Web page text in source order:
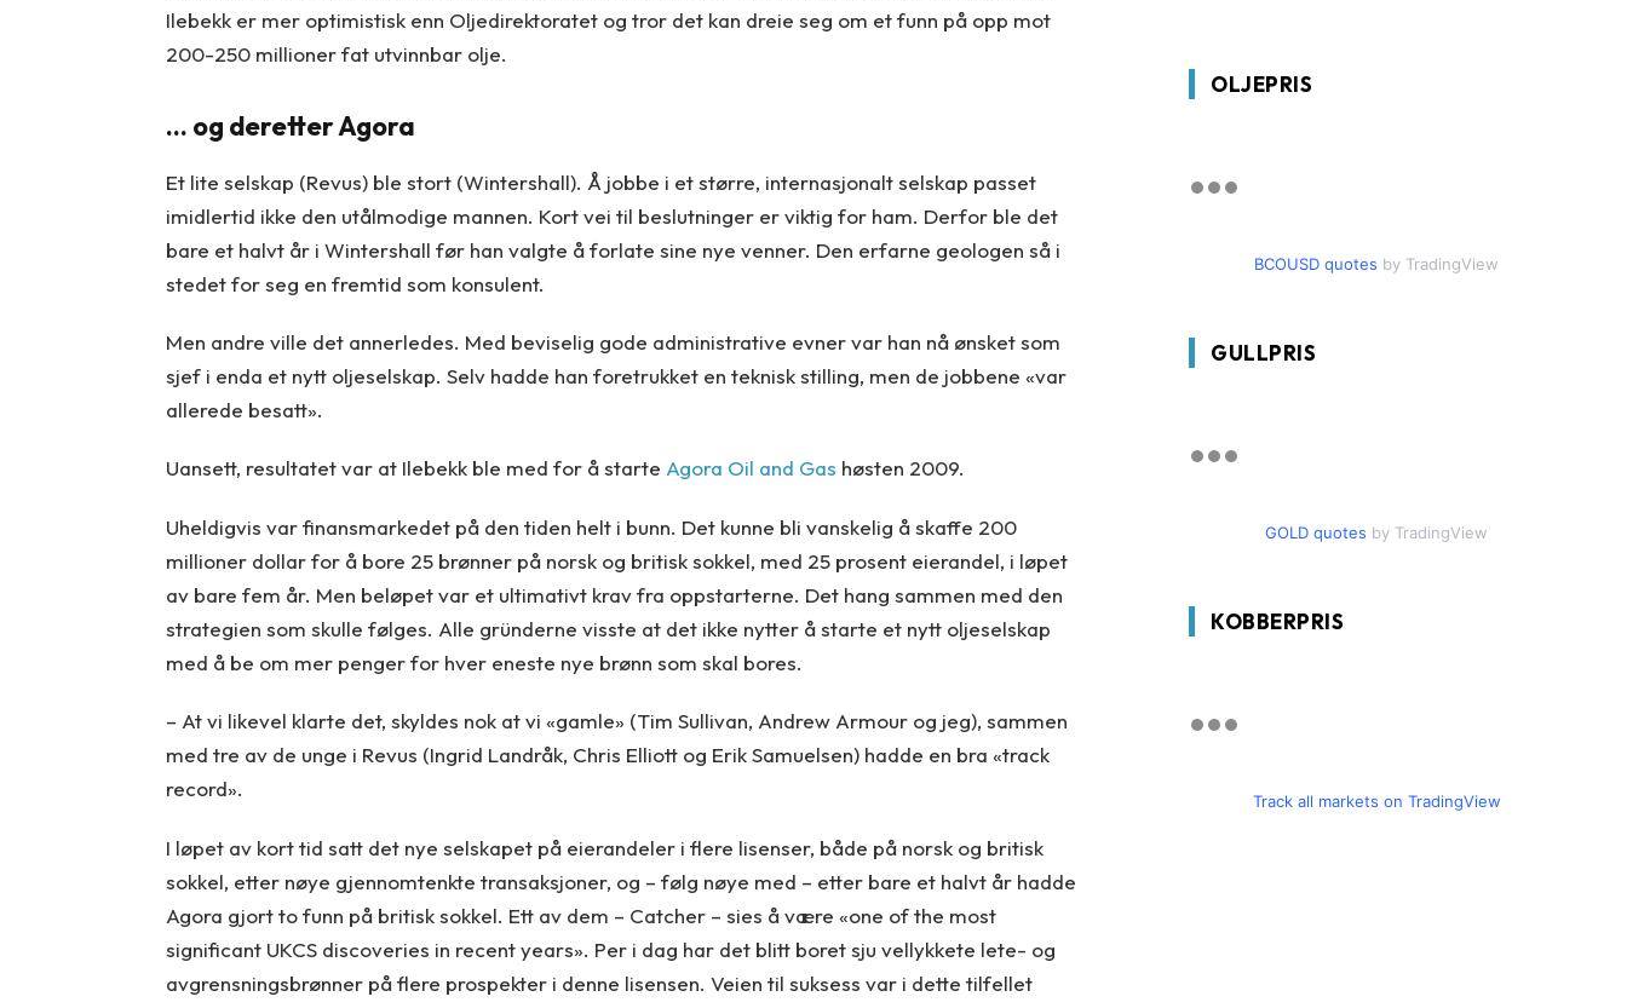
Ilebekk er mer optimistisk enn Oljedirektoratet og tror det kan dreie seg om et funn på opp mot
200-250 millioner fat utvinnbar olje.
… og deretter Agora
Et lite selskap (Revus) ble stort (Wintershall). Å jobbe i et større, internasjonalt selskap passet
imidlertid ikke den utålmodige mannen. Kort vei til beslutninger er viktig for ham. Derfor ble det
bare et halvt år i Wintershall før han valgte å forlate sine nye venner. Den erfarne geologen så i
stedet for seg en fremtid som konsulent.
Men andre ville det annerledes. Med beviselig gode administrative evner var han nå ønsket som
sjef i enda et nytt oljeselskap. Selv hadde han foretrukket en teknisk stilling, men de jobbene «var
allerede besatt».
Uansett, resultatet var at Ilebekk ble med for å starte Agora Oil and Gas høsten 2009.
Uheldigvis var finansmarkedet på den tiden helt i bunn. Det kunne bli vanskelig å skaffe 200
millioner dollar for å bore 25 brønner på norsk og britisk sokkel, med 25 prosent eierandel, i løpet
av bare fem år. Men beløpet var et ultimativt krav fra oppstarterne. Det hang sammen med den
strategien som skulle følges. Alle gründerne visste at det ikke nytter å starte et nytt oljeselskap
med å be om mer penger for hver eneste nye brønn som skal bores.
– At vi likevel klarte det, skyldes nok at vi «gamle» (Tim Sullivan, Andrew Armour og jeg), sammen
med tre av de unge i Revus (Ingrid Landråk, Chris Elliott og Erik Samuelsen) hadde en bra «track
record».
I løpet av kort tid satt det nye selskapet på eierandeler i flere lisenser, både på norsk og britisk
sokkel, etter nøye gjennomtenkte transaksjoner, og – følg nøye med – etter bare et halvt år hadde
Agora gjort to funn på britisk sokkel. Ett av dem – Catcher – sies å være «one of the most
significant UKCS discoveries in recent years». Per i dag har det blitt boret sju vellykkete lete- og
avgrensningsbrønner på flere prospekter i denne lisensen. Veien til suksess var i dette tilfellet
OLJEPRIS
BCOUSD quotes by TradingView
GULLPRIS
GOLD quotes by TradingView
KOBBERPRIS
Track all markets on TradingView